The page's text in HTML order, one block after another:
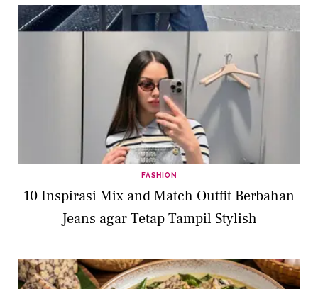
FASHION
10 Inspirasi Mix and Match Outfit Berbahan
Jeans agar Tetap Tampil Stylish